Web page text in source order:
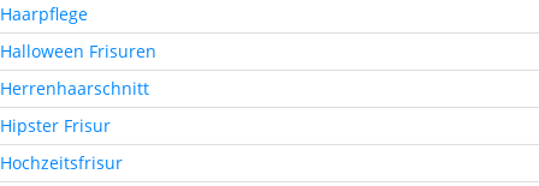
Haarpflege
Halloween Frisuren
Herrenhaarschnitt
Hipster Frisur
Hochzeitsfrisur